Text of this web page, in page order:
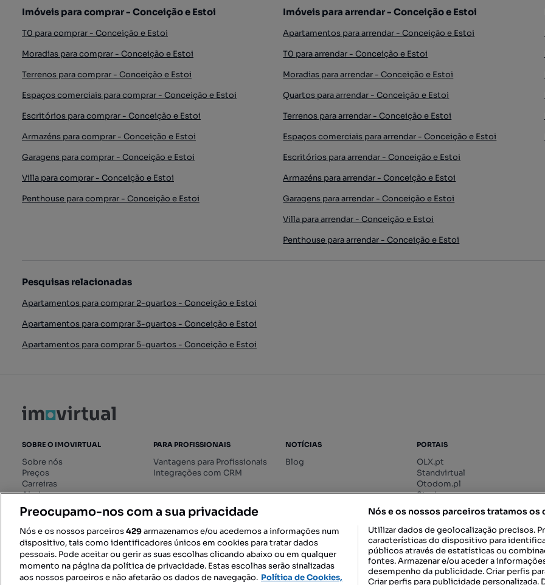
Imóveis para comprar - Conceição e Estoi
T0 para comprar - Conceição e Estoi
Moradias para comprar - Conceição e Estoi
Terrenos para comprar - Conceição e Estoi
Espaços comerciais para comprar - Conceição e Estoi
Escritórios para comprar - Conceição e Estoi
Armazéns para comprar - Conceição e Estoi
Garagens para comprar - Conceição e Estoi
Villa para comprar - Conceição e Estoi
Penthouse para comprar - Conceição e Estoi
Imóveis para arrendar - Conceição e Estoi
Apartamentos para arrendar - Conceição e Estoi
T0 para arrendar - Conceição e Estoi
Moradias para arrendar - Conceição e Estoi
Quartos para arrendar - Conceição e Estoi
Terrenos para arrendar - Conceição e Estoi
Espaços comerciais para arrendar - Conceição e Estoi
Escritórios para arrendar - Conceição e Estoi
Armazéns para arrendar - Conceição e Estoi
Garagens para arrendar - Conceição e Estoi
Villa para arrendar - Conceição e Estoi
Penthouse para arrendar - Conceição e Estoi
Pesquisas relacionadas
Apartamentos para comprar 2-quartos - Conceição e Estoi
Apartamentos para comprar 3-quartos - Conceição e Estoi
Apartamentos para comprar 5-quartos - Conceição e Estoi
SOBRE O IMOVIRTUAL
Sobre nós
Preços
Carreiras
Ajuda
Livro de Reclamações online
Regulamento dos Serviços
Digitais
PARA PROFISSIONAIS
Vantagens para Profissionais
Integrações com CRM
NOTÍCIAS
Blog
PORTAIS
OLX.pt
Standvirtual
Otodom.pl
Storia.ro
SIGA-NOS: DESCARREGAR NA:
Preocupamo-nos com a sua privacidade
Nós e os nossos parceiros429armazenamos e/ou acedemos a informações num
dispositivo, tais como identificadores únicos em cookies para tratar dados
pessoais. Pode aceitar ou gerir as suas escolhas clicando abaixo ou em qualquer
momento na página da política de privacidade. Estas escolhas serão sinalizadas
aos nossos parceiros e não afetarão os dados de navegação. Política de Cookies,
Nós e os nossos parceiros tratamos os
Utilizar dados de geolocalização precisos.
características do dispositivo para
públicos através de estatísticas ou
fontes. Armazenar e/ou aceder a
desempenho da publicidade. Criar perfis
Criar perfis para publicidade personalizada.